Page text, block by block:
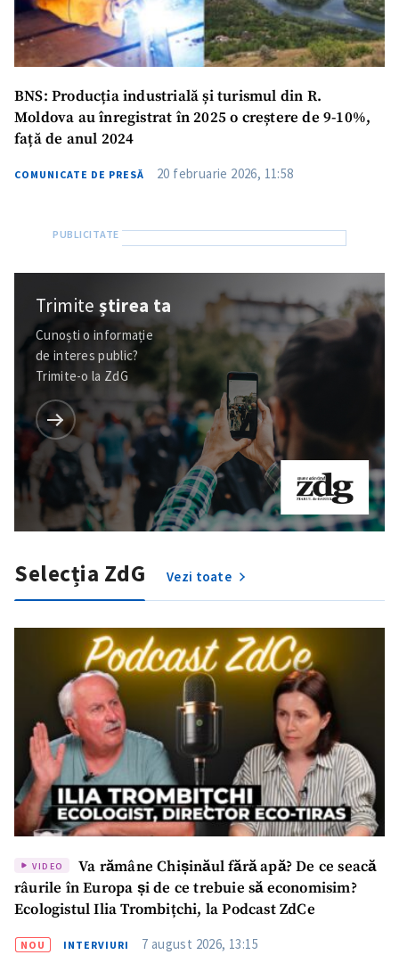
BNS: Producția industrială și turismul din R.
Moldova au înregistrat în 2025 o creștere de 9-10%,
față de anul 2024
COMUNICATE DE PRESĂ 20 februarie 2026, 11:58
Trimiteștirea ta
Cunoști o informație
de interes public?
Trimite-o la ZdG
Selecția ZdG Vezi toate
VIDEO
Va rămâne Chișinăul fără apă? De ce seacă
râurile în Europa și de ce trebuie să economisim?
Ecologistul Ilia Trombițchi, la Podcast ZdCe
NOU INTERVIURI 7 august 2026, 13:15